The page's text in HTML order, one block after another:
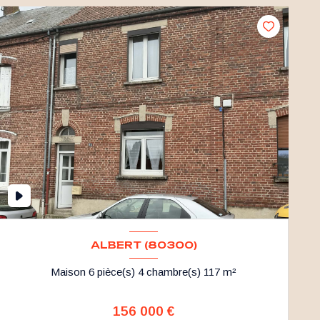
ALBERT (80300)
Maison 6 pièce(s) 4 chambre(s) 117 m²
156 000 €